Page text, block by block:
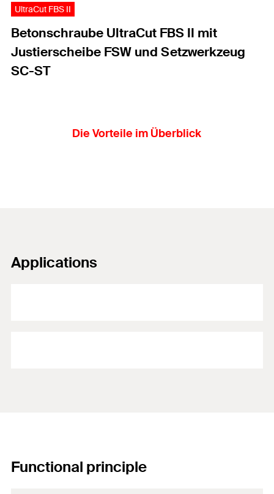
UltraCut FBS II
Betonschraube UltraCut FBS II mit
Justierscheibe FSW und Setzwerkzeug
SC-ST
Die Vorteile im Überblick
Applications
Functional principle